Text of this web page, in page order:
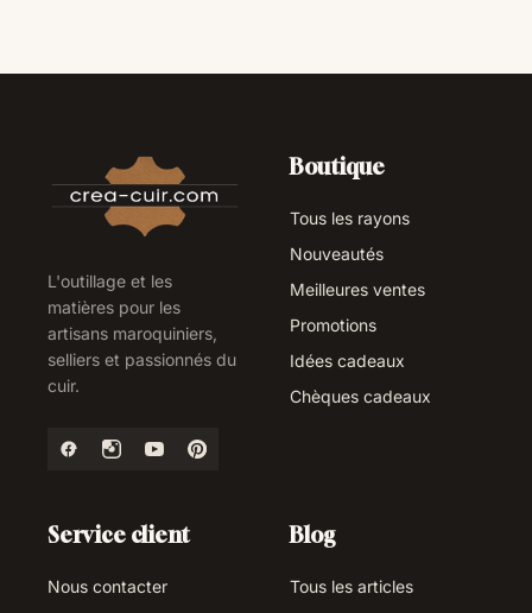
L'outillage et les
matières pour les
artisans maroquiniers,
selliers et passionnés du
cuir.
Boutique
Tous les rayons
Nouveautés
Meilleures ventes
Promotions
Idées cadeaux
Chèques cadeaux
Service client
Nous contacter
Blog
Tous les articles